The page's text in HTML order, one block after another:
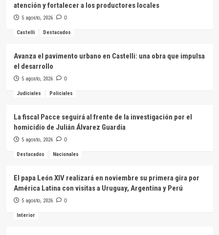
atención y fortalecer a los productores locales
5 agosto, 2026 0
Castelli Destacados
Avanza el pavimento urbano en Castelli: una obra que impulsa
el desarrollo
5 agosto, 2026 0
Judiciales Policiales
La fiscal Pacce seguirá al frente de la investigación por el
homicidio de Julián Álvarez Guardia
5 agosto, 2026 0
Destacados Nacionales
El papa León XIV realizará en noviembre su primera gira por
América Latina con visitas a Uruguay, Argentina y Perú
5 agosto, 2026 0
Interior